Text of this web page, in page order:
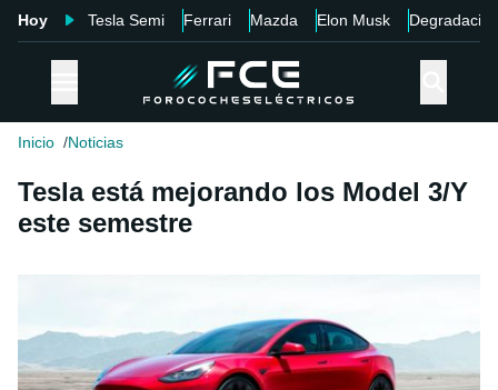
Hoy Tesla Semi Ferrari Mazda Elon Musk Degradación
Inicio Noticias
Tesla está mejorando los Model 3/Y
este semestre